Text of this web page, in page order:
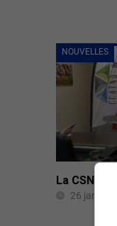
NOUVELLES
La CSN
26 janvier